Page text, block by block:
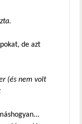
de azt
(és nem volt